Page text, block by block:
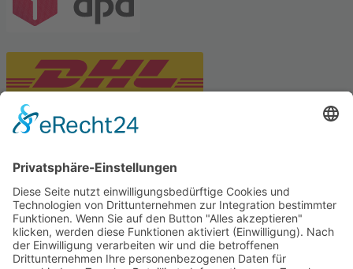
Tekal – Textile Lebensqualität
Exklusive moderne & Orientteppiche
Feuerwerk XXL
Pyrotechnik online bestellen